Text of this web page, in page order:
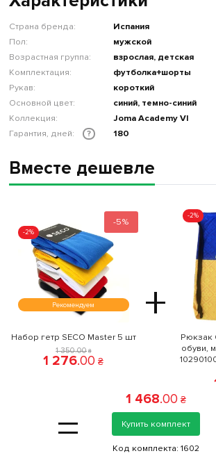
Страна бренда:
Испания
Пол:
мужской
Возрастная группа:
взрослая, детская
Комплектация:
футболка+шорты
Рукав:
короткий
Основной цвет:
синий, темно-синий
Коллекция:
Joma Academy VI
Гарантия, дней:
? 180
Вместе дешевле
-5%
Рекомендуем
-2%
+
Набор гетр SECO Master 5 шт
1 350.00 ₴
1 276.00 ₴
-2%
Рюкзак
обуви,
=
1 468.00 ₴
Купить комплект
Код комплекта: 1602